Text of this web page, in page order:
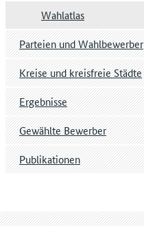
Wahlatlas
Parteien und Wahlbewerber
Kreise und kreisfreie Städte
Ergebnisse
Gewählte Bewerber
Publikationen